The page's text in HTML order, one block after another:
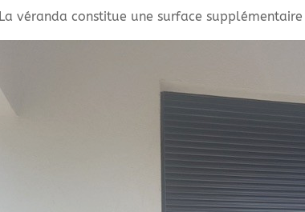
La véranda constitue une surface